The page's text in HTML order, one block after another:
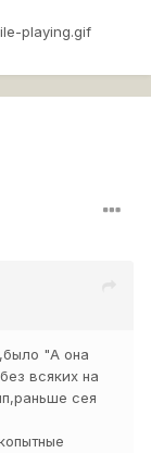
playing.gif
"А она
всяких на
сея